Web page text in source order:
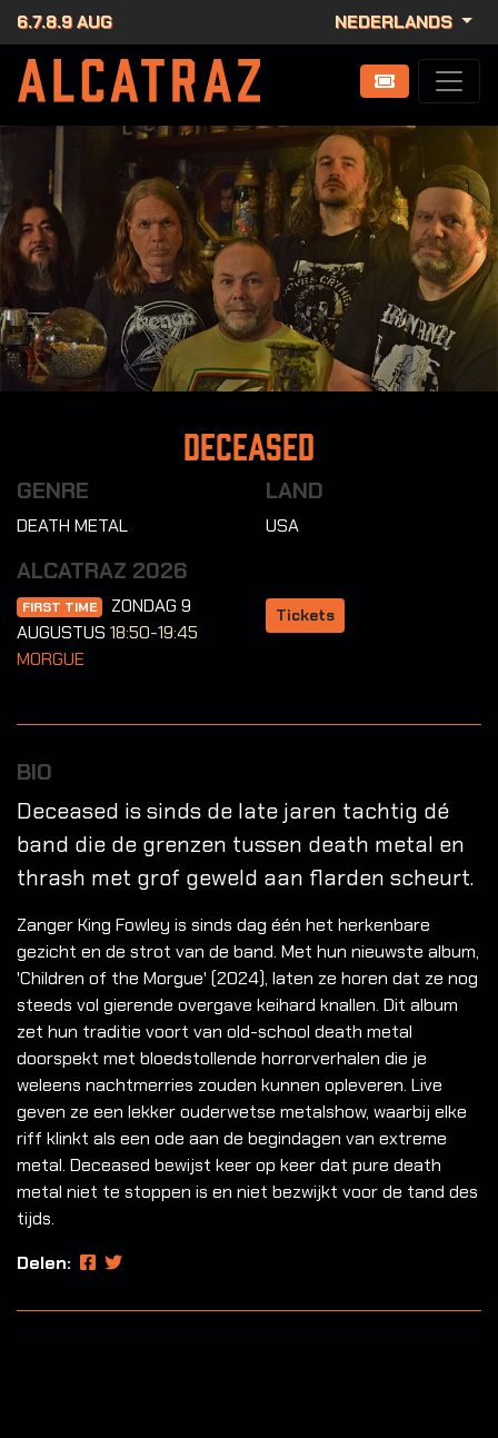
6.7.8.9 AUG NEDERLANDS
Deceased
GENRE
DEATH METAL
LAND
USA
ALCATRAZ 2026
FIRST TIME
ZONDAG 9
AUGUSTUS 18:50-19:45
MORGUE
Tickets
BIO
Deceased is sinds de late jaren tachtig dé
band die de grenzen tussen death metal en
thrash met grof geweld aan flarden scheurt.
Zanger King Fowley is sinds dag één het herkenbare
gezicht en de strot van de band. Met hun nieuwste album,
'Children of the Morgue' (2024), laten ze horen dat ze nog
steeds vol gierende overgave keihard knallen. Dit album
zet hun traditie voort van old-school death metal
doorspekt met bloedstollende horrorverhalen die je
weleens nachtmerries zouden kunnen opleveren. Live
geven ze een lekker ouderwetse metalshow, waarbij elke
riff klinkt als een ode aan de begindagen van extreme
metal. Deceased bewijst keer op keer dat pure death
metal niet te stoppen is en niet bezwijkt voor de tand des
tijds.
Delen: